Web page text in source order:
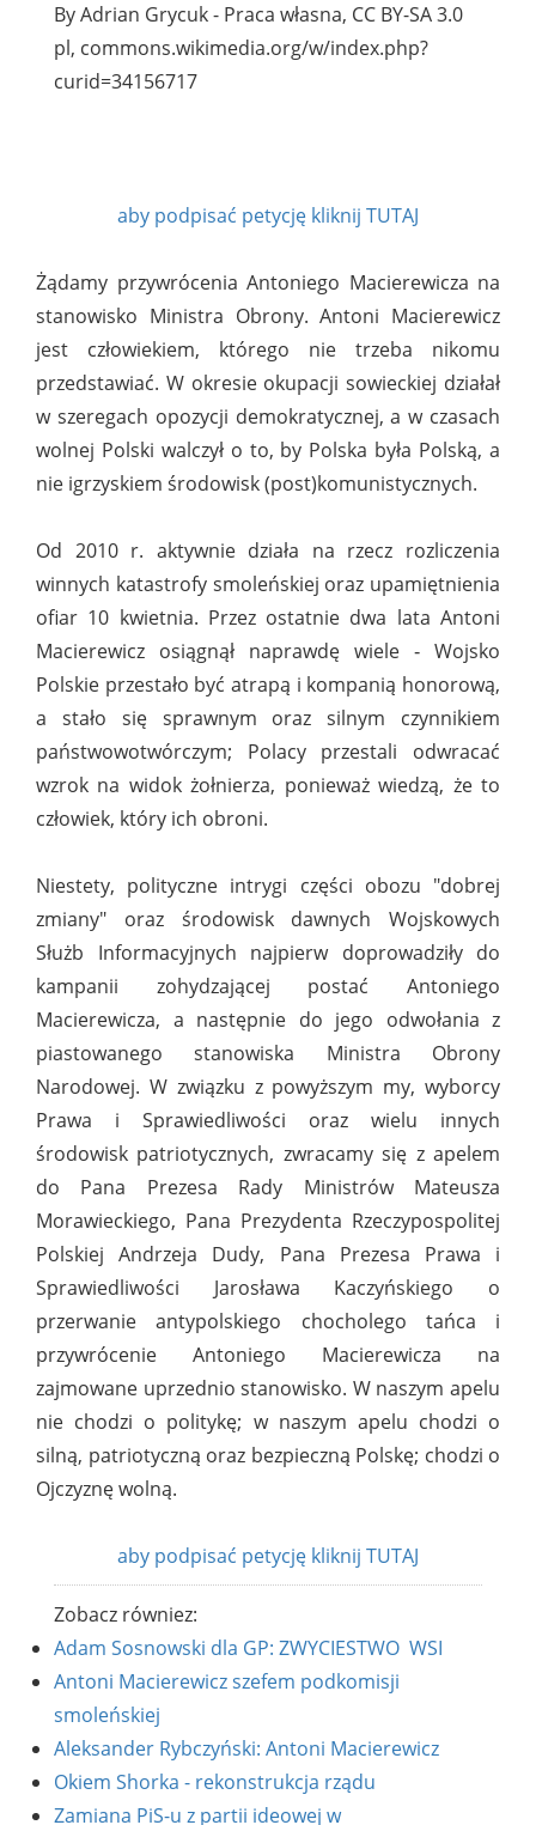
By Adrian Grycuk - Praca własna, CC BY-SA 3.0
pl, commons.wikimedia.org/w/index.php?
curid=34156717
aby podpisać petycję kliknij TUTAJ
Żądamy przywrócenia Antoniego Macierewicza na
stanowisko Ministra Obrony. Antoni Macierewicz
jest człowiekiem, którego nie trzeba nikomu
przedstawiać. W okresie okupacji sowieckiej działał
w szeregach opozycji demokratycznej, a w czasach
wolnej Polski walczył o to, by Polska była Polską, a
nie igrzyskiem środowisk (post)komunistycznych.
Od 2010 r. aktywnie działa na rzecz rozliczenia
winnych katastrofy smoleńskiej oraz upamiętnienia
ofiar 10 kwietnia. Przez ostatnie dwa lata Antoni
Macierewicz osiągnął naprawdę wiele ‐ Wojsko
Polskie przestało być atrapą i kompanią honorową,
a stało się sprawnym oraz silnym czynnikiem
państwowotwórczym; Polacy przestali odwracać
wzrok na widok żołnierza, ponieważ wiedzą, że to
człowiek, który ich obroni.
Niestety, polityczne intrygi części obozu "dobrej
zmiany" oraz środowisk dawnych Wojskowych
Służb Informacyjnych najpierw doprowadziły do
kampanii zohydzającej postać Antoniego
Macierewicza, a następnie do jego odwołania z
piastowanego stanowiska Ministra Obrony
Narodowej. W związku z powyższym my, wyborcy
Prawa i Sprawiedliwości oraz wielu innych
środowisk patriotycznych, zwracamy się z apelem
do Pana Prezesa Rady Ministrów Mateusza
Morawieckiego, Pana Prezydenta Rzeczypospolitej
Polskiej Andrzeja Dudy, Pana Prezesa Prawa i
Sprawiedliwości Jarosława Kaczyńskiego o
przerwanie antypolskiego chocholego tańca i
przywrócenie Antoniego Macierewicza na
zajmowane uprzednio stanowisko. W naszym apelu
nie chodzi o politykę; w naszym apelu chodzi o
silną, patriotyczną oraz bezpieczną Polskę; chodzi o
Ojczyznę wolną.
aby podpisać petycję kliknij TUTAJ
Zobacz równiez:
Adam Sosnowski dla GP: ZWYCIESTWO WSI
Antoni Macierewicz szefem podkomisji
smoleńskiej
Aleksander Rybczyński: Antoni Macierewicz
Okiem Shorka - rekonstrukcja rządu
Zamiana PiS-u z partii ideowej w